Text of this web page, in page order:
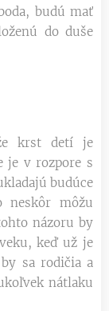
budú mať
do duše
krst detí je
je v rozpore s
budúce
neskôr môžu
názoru by
keď už je
sa rodičia a
nátlaku